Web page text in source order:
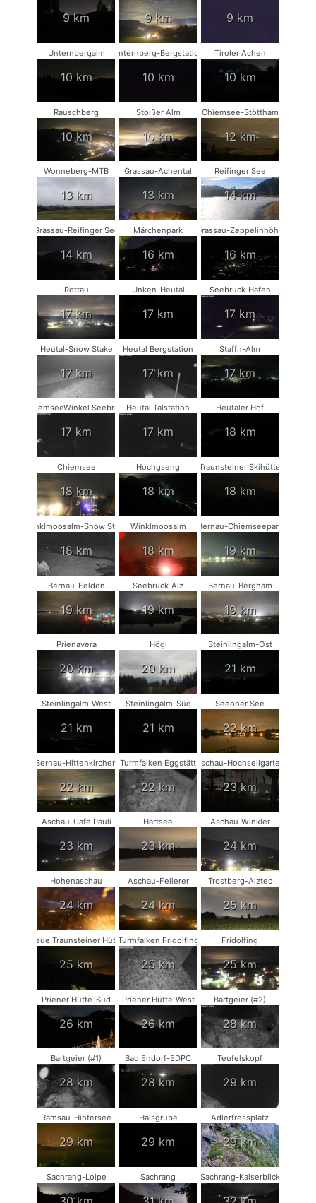
9 km 9 km 9 km
Unternbergalm
10 km
Unternberg-Bergstation
10 km
Tiroler Achen
10 km
Rauschberg
10 km
Stoißer Alm
10 km
Chiemsee-Stöttham
12 km
Wonneberg-MTB
13 km
Grassau-Achental
13 km
Reifinger See
14 km
Grassau-Reifinger See
14 km
Märchenpark
16 km
Grassau-Zeppelinhöhe
16 km
Rottau
17 km
Unken-Heutal
17 km
Seebruck-Hafen
17 km
Heutal-Snow Stake
17 km
Heutal Bergstation
17 km
Staffn-Alm
17 km
ChiemseeWinkel Seebruck
17 km
Heutal Talstation
17 km
Heutaler Hof
18 km
Chiemsee
18 km
Hochgseng
18 km
Traunsteiner Skihütte
18 km
Winklmoosalm-Snow Stake
18 km
Winklmoosalm
18 km
Bernau-Chiemseepark
19 km
Bernau-Felden
19 km
Seebruck-Alz
19 km
Bernau-Bergham
19 km
Prienavera
20 km
Högl
20 km
Steinlingalm-Ost
21 km
Steinlingalm-West
21 km
Steinlingalm-Süd
21 km
Seeoner See
22 km
Bernau-Hittenkirchen
22 km
Turmfalken Eggstätt
22 km
Aschau-Hochseilgarten
23 km
Aschau-Cafe Pauli
23 km
Hartsee
23 km
Aschau-Winkler
24 km
Hohenaschau
24 km
Aschau-Fellerer
24 km
Trostberg-Alztec
25 km
Neue Traunsteiner Hütte
25 km
Turmfalken Fridolfing
25 km
Fridolfing
25 km
Priener Hütte-Süd
26 km
Priener Hütte-West
26 km
Bartgeier (#2)
28 km
Bartgeier (#1)
28 km
Bad Endorf-EDPC
28 km
Teufelskopf
29 km
Ramsau-Hintersee
29 km
Halsgrube
29 km
Adlerfressplatz
29 km
Sachrang-Loipe Sachrang Sachrang-Kaiserblick